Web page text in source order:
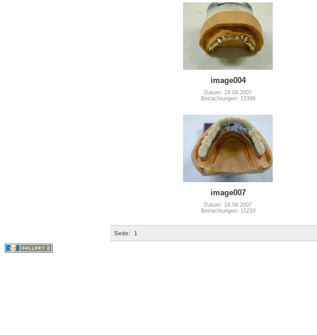
image004
Datum: 24.04.2007
Betrachtungen: 15398
image007
Datum: 24.04.2007
Betrachtungen: 15210
Seite: 1